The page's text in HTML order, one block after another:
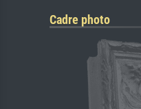
Cadre photo